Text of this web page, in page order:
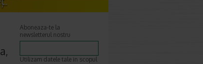
Aboneaza-te la
newsletterul nostru
Utilizam datele tale in scopul